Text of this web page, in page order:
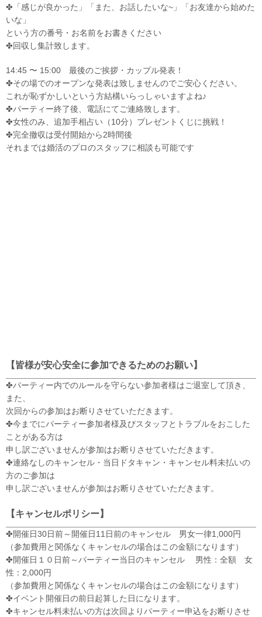
✤「感じが良かった」「また、お話したいな~」「お友達から始めた
いな」
という方の番号・お名前をお書きください
✤回収し集計致します。
14:45 〜 15:00 最後のご挨拶・カップル発表！
✤その場でのオープンな発表は致しませんのでご安心ください。
これが恥ずかしいという方結構いらっしゃいますよね♪
✤パーティー終了後、電話にてご連絡致します。
✤女性のみ、追加手相占い（10分）プレゼントくじに挑戦！
✤完全撤収は受付開始から2時間後
それまでは婚活のプロのスタッフに相談も可能です
【皆様が安心安全に参加できるためのお願い】
✤パーティー内でのルールを守らない参加者様はご退室して頂き、
また、
次回からの参加はお断りさせていただきます。
✤今までにパーティー参加者様及びスタッフとトラブルをおこした
ことがある方は
申し訳ございませんが参加はお断りさせていただきます。
✤連絡なしのキャンセル・当日ドタキャン・キャンセル料未払いの
方のご参加は
申し訳ございませんが参加はお断りさせていただきます。
【キャンセルポリシー】
✤開催日30日前～開催日11日前のキャンセル 男女一律1,000円
（参加費用と関係なくキャンセルの場合はこの金額になります）
✤開催日１０日前～パーティー当日のキャンセル 男性：全額 女
性：2,000円
（参加費用と関係なくキャンセルの場合はこの金額になります）
✤イベント開催日の前日起算した日になります。
✤キャンセル料未払いの方は次回よりパーティー申込をお断りさせ